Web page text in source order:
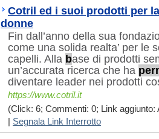
Cotril ed i suoi prodotti per
donne
Fin dall’anno della sua
come una solida realta’ per le
capelli. Alla base di prodotti
un’accurata ricerca che ha
diventare leader nei prodotti
https://www.cotril.it
(Click: 6; Commenti: 0; Link aggiunto:
Segnala Link Interrotto